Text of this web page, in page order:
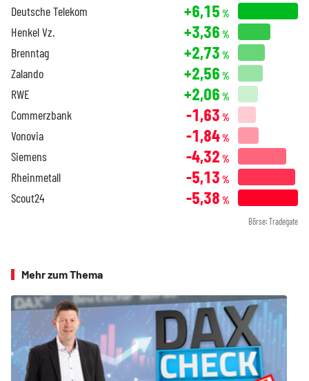
Deutsche Telekom +6,15 %
Henkel Vz. +3,36 %
Brenntag +2,73 %
Zalando +2,56 %
RWE +2,06 %
Commerzbank -1,63 %
Vonovia -1,84%
Siemens -4,32 %
Rheinmetall -5,13 %
Scout24 -5,38 %
Börse: Tradegate
Mehr zum Thema